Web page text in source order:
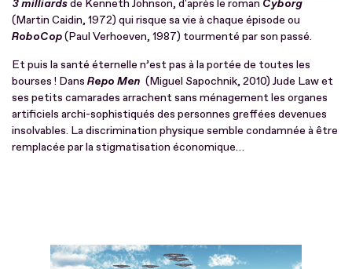
3 milliardsde Kenneth Johnson, d'après le roman Cyborg
(Martin Caidin, 1972) qui risque sa vie à chaque épisode ou
RoboCop(Paul Verhoeven, 1987) tourmenté par son passé.
Et puis la santé éternelle n’est pas à la portée de toutes les
bourses ! Dans Repo Men (Miguel Sapochnik, 2010) Jude Law et
ses petits camarades arrachent sans ménagement les organes
artificiels archi-sophistiqués des personnes greffées devenues
insolvables. La discrimination physique semble condamnée à être
remplacée par la stigmatisation économique…